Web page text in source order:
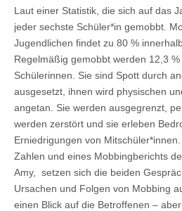
Laut einer Statistik, die sich auf das
jeder sechste Schüler*in gemobbt.
Jugendlichen findet zu 80 %
Regelmäßig gemobbt werden 12,3
Schülerinnen. Sie sind Spott durch
ausgesetzt, ihnen wird physischen
angetan. Sie werden ausgegrenzt,
werden zerstört und sie erleben
Erniedrigungen von
Zahlen und eines Mobbingberichts
Amy, setzen sich die beiden
Ursachen und Folgen von Mobbing
einen Blick auf die Betroffenen –